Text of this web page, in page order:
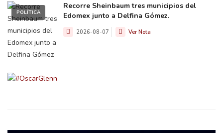
POLÍTICA
Recorre Sheinbaum tres municipios del
Edomex junto a Delfina Gómez.
2026-08-07 Ver Nota